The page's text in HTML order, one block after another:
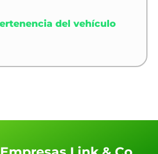
del vehículo